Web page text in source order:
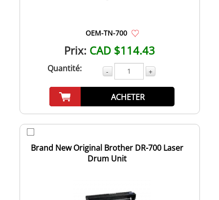
OEM-TN-700
Prix: CAD $114.43
Quantité: - +
ACHETER
Brand New Original Brother DR-700 Laser
Drum Unit